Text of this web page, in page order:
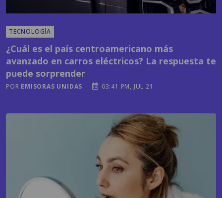
TECNOLOGÍA
¿Cuál es el país centroamericano más
avanzado en carros eléctricos? La respuesta te
puede sorprender
POR EMISORAS UNIDAS 03:41 PM, JUL 21